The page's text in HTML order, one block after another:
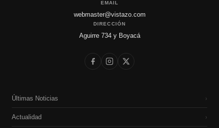
EMAIL
webmaster@vistazo.com
DIRECCIÓN
Aguirre 734 y Boyacá
Últimas Noticias ›
Actualidad ›